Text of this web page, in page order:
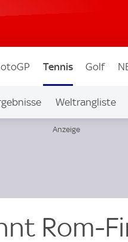
Tennis Golf
Weltrangliste
Rom-